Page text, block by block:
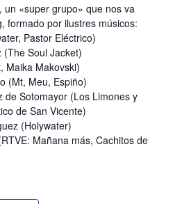
«super grupo» que nos va
formado por ilustres músicos:
Pastor Eléctrico)
Soul Jacket)
Maika Makovski)
(Mt, Meu, Espiño)
de Sotomayor (Los Limones y
de San Vicente)
(Holywater)
Mañana más, Cachitos de